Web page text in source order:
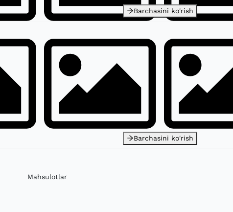
Barchasini ko'rish
Barchasini ko'rish
Mahsulotlar